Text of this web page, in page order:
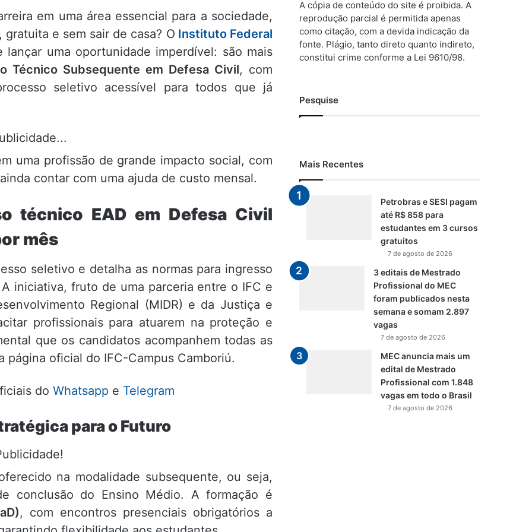
em uma área essencial para a sociedade,
e sem sair de casa? O Instituto Federal
uma oportunidade imperdível: são mais
Técnico Subsequente em Defesa Civil, com
seletivo acessível para todos que já
uma profissão de grande impacto social, com
contar com uma ajuda de custo mensal.
técnico EAD em Defesa Civil
mês
seletivo e detalha as normas para ingresso
iniciativa, fruto de uma parceria entre o IFC e
Regional (MIDR) e da Justiça e
profissionais para atuarem na proteção e
que os candidatos acompanhem todas as
oficial do IFC-Campus Camboriú.
do Whatsapp e Telegram
para o Futuro
na modalidade subsequente, ou seja,
conclusão do Ensino Médio. A formação é
, com encontros presenciais obrigatórios a
A cópia de conteúdo do site é proibida. A
reprodução parcial é permitida apenas
como citação, com a devida indicação da
fonte. Plágio, tanto direto quanto indireto,
constitui crime conforme a Lei 9610/98.
Pesquise
Mais Recentes
Petrobras e SESI pagam
até R$ 858 para
estudantes em 3 cursos
gratuitos
7 de agosto de 2026
3 editais de Mestrado
Profissional do MEC
foram publicados nesta
semana e somam 2.897
vagas
7 de agosto de 2026
MEC anuncia mais um
edital de Mestrado
Profissional com 1.848
vagas em todo o Brasil
7 de agosto de 2026